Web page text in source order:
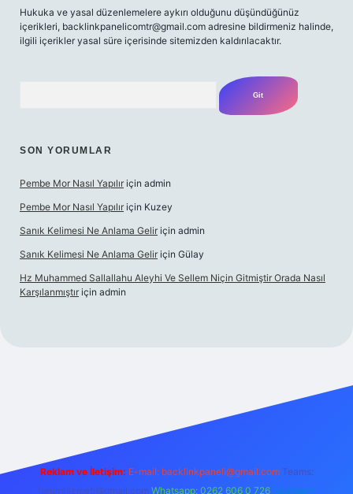
Hukuka ve yasal düzenlemelere aykırı olduğunu düşündüğünüz
içerikleri, backlinkpanelicomtr@gmail.com adresine bildirmeniz halinde,
ilgili içerikler yasal süre içerisinde sitemizden kaldırılacaktır.
SON YORUMLAR
Pembe Mor Nasıl Yapılır için admin
Pembe Mor Nasıl Yapılır için Kuzey
Sanık Kelimesi Ne Anlama Gelir için admin
Sanık Kelimesi Ne Anlama Gelir için Gülay
Hz Muhammed Sallallahu Aleyhi Ve Sellem Niçin Gitmiştir Orada Nasıl
Karşılanmıştır için admin
Reklam ve İletişim: E-mail: backlinkpaneli@gmail.com Teams:
forumhizmeti@gmail.com Whatsapp: 0262 606 0 726 Telegram: